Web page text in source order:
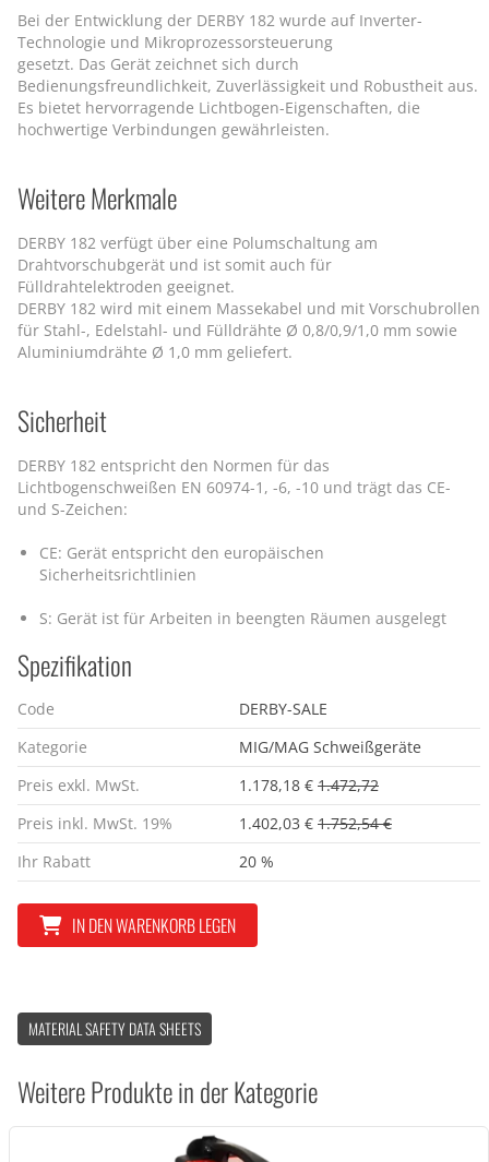
Bei der Entwicklung der DERBY 182 wurde auf Inverter-
Technologie und Mikroprozessorsteuerung
gesetzt. Das Gerät zeichnet sich durch
Bedienungsfreundlichkeit, Zuverlässigkeit und Robustheit aus.
Es bietet hervorragende Lichtbogen-Eigenschaften, die
hochwertige Verbindungen gewährleisten.
Weitere Merkmale
DERBY 182 verfügt über eine Polumschaltung am
Drahtvorschubgerät und ist somit auch für
Fülldrahtelektroden geeignet.
DERBY 182 wird mit einem Massekabel und mit Vorschubrollen
für Stahl-, Edelstahl- und Fülldrähte Ø 0,8/0,9/1,0 mm sowie
Aluminiumdrähte Ø 1,0 mm geliefert.
Sicherheit
DERBY 182 entspricht den Normen für das
Lichtbogenschweißen EN 60974-1, -6, -10 und trägt das CE-
und S-Zeichen:
CE: Gerät entspricht den europäischen
Sicherheitsrichtlinien
S: Gerät ist für Arbeiten in beengten Räumen ausgelegt
Spezifikation
Code
DERBY-SALE
Kategorie
MIG/MAG Schweißgeräte
Preis exkl. MwSt.
1.178,18 € 1.472,72
Preis inkl. MwSt. 19%
1.402,03 € 1.752,54 €
Ihr Rabatt
20 %
IN DEN WARENKORB LEGEN
MATERIAL SAFETY DATA SHEETS
Weitere Produkte in der Kategorie